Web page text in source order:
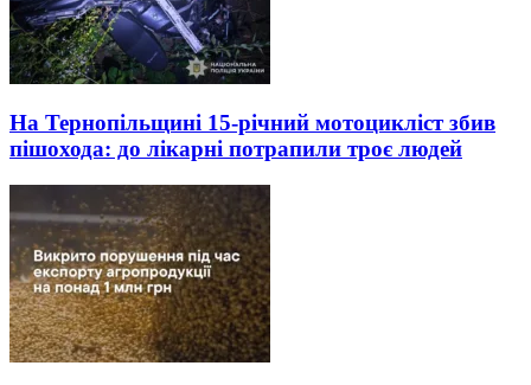
На Тернопільщині 15-річний мотоцикліст збив
пішохода: до лікарні потрапили троє людей